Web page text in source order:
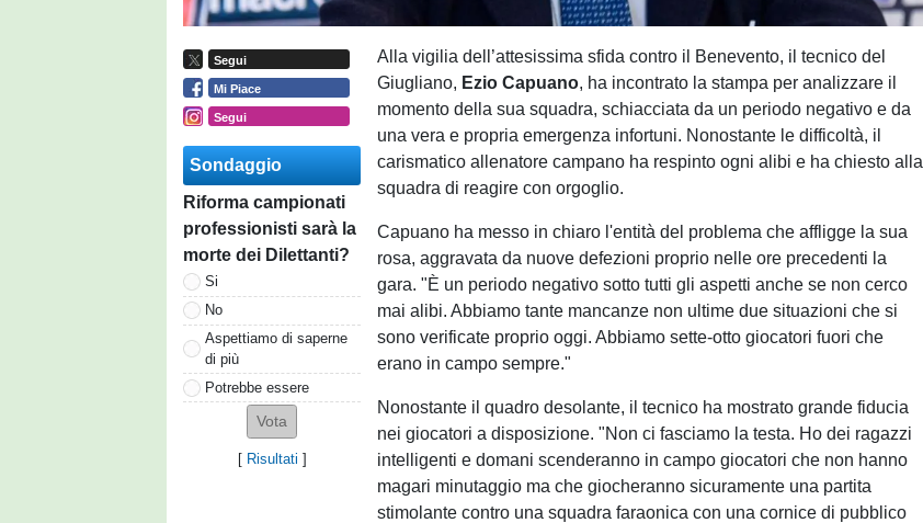
Segui
Mi Piace
Segui
Sondaggio
Riforma campionati
professionisti sarà la
morte dei Dilettanti?
Si
No
Aspettiamo di saperne
di più
Potrebbe essere
[ Risultati ]
Alla vigilia dell’attesissima sfida contro il Benevento, il tecnico del
Giugliano, Ezio Capuano, ha incontrato la stampa per analizzare il
momento della sua squadra, schiacciata da un periodo negativo e da
una vera e propria emergenza infortuni. Nonostante le difficoltà, il
carismatico allenatore campano ha respinto ogni alibi e ha chiesto alla
squadra di reagire con orgoglio.
Capuano ha messo in chiaro l'entità del problema che affligge la sua
rosa, aggravata da nuove defezioni proprio nelle ore precedenti la
gara. "È un periodo negativo sotto tutti gli aspetti anche se non cerco
mai alibi. Abbiamo tante mancanze non ultime due situazioni che si
sono verificate proprio oggi. Abbiamo sette-otto giocatori fuori che
erano in campo sempre."
Nonostante il quadro desolante, il tecnico ha mostrato grande fiducia
nei giocatori a disposizione. "Non ci fasciamo la testa. Ho dei ragazzi
intelligenti e domani scenderanno in campo giocatori che non hanno
magari minutaggio ma che giocheranno sicuramente una partita
stimolante contro una squadra faraonica con una cornice di pubblico